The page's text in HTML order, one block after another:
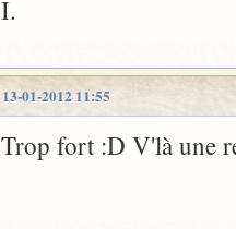
I.
13-01-2012 11:55
Trop fort :D V'là une